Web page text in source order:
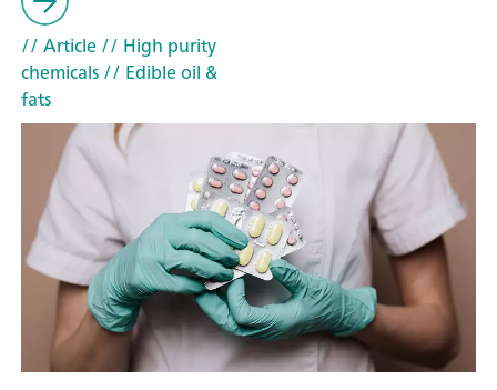
// Article// High purity
chemicals// Edible oil &
fats